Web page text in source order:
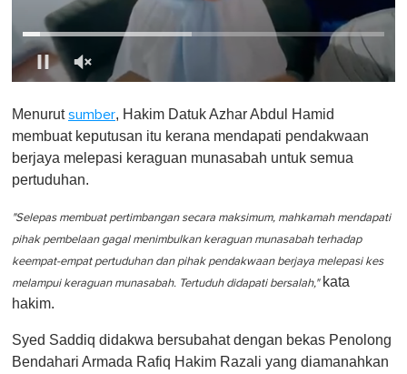
f
1
i
n
u
e
0
Menurutsumber, Hakim Datuk Azhar Abdul Hamid
membuat keputusan itu kerana mendapati pendakwaan
berjaya melepasi keraguan munasabah untuk semua
pertuduhan.
"Selepas membuat pertimbangan secara maksimum, mahkamah mendapati
pihak pembelaan gagal menimbulkan keraguan munasabah terhadap
keempat-empat pertuduhan dan pihak pendakwaan berjaya melepasi kes
melampui keraguan munasabah. Tertuduh didapati bersalah,"kata
hakim.
Syed Saddiq didakwa bersubahat dengan bekas Penolong
Bendahari Armada Rafiq Hakim Razali yang diamanahkan